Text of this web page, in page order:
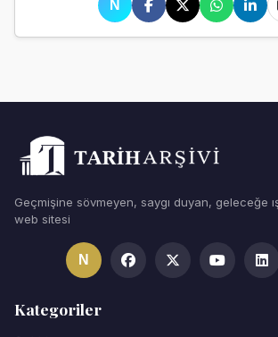
N
Geçmişine sövmeyen, saygı duyan, geleceğe
web sitesi
N
Kategoriler